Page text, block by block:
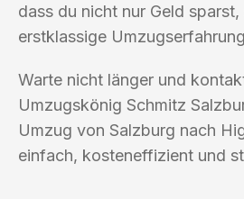
dass du nicht nur Geld
erstklassige
Warte nicht länger und
Umzugskönig Schmitz
Umzug von Salzburg nach
einfach, kosteneffizient und